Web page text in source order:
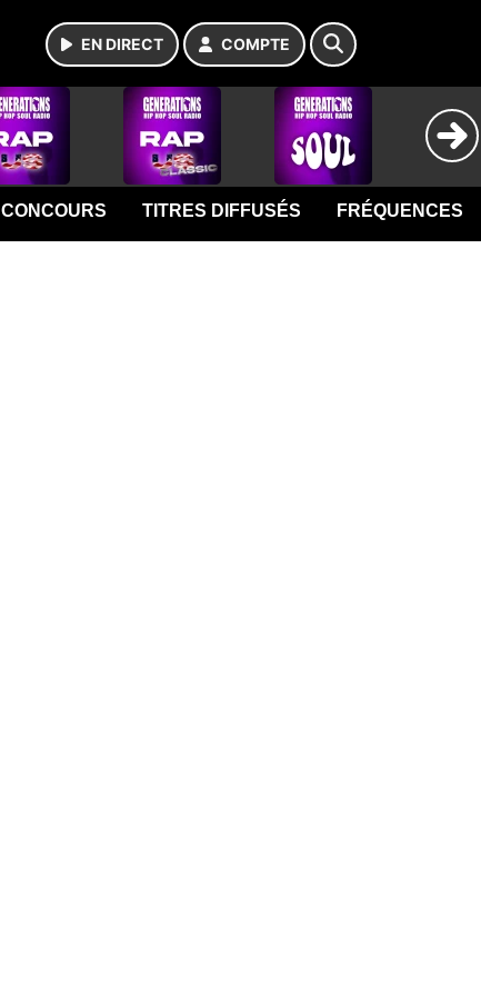
EN DIRECT COMPTE
CONCOURS TITRES DIFFUSÉS FRÉQUENCES